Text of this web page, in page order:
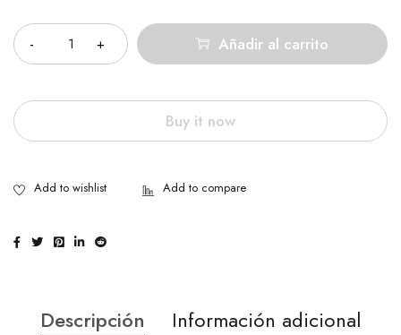
Añadir al carrito
Buy it now
Descripción Información adicional